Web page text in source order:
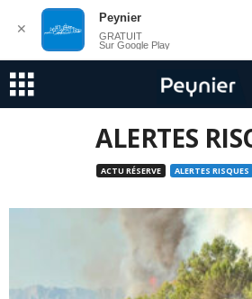
ALERTES
ACTU RÉSERVE ALERTES RISQUES
✕
Peynier
GRATUIT
Sur Google Play